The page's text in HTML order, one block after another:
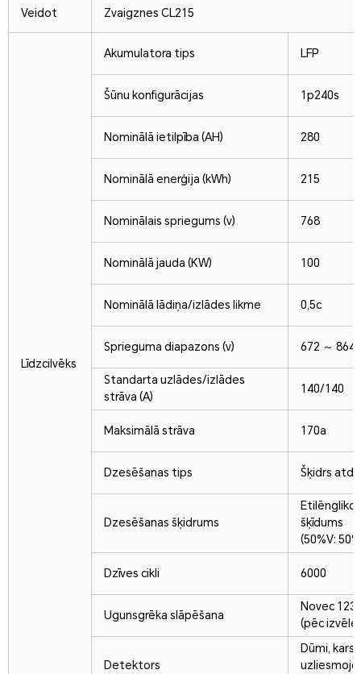
Veidot Zvaigznes CL215
Līdzcilvēks
Akumulatora tips LFP
Šūnu konfigurācijas 1p240s
Nominālā ietilpība (AH) 280
Nominālā enerģija (kWh) 215
Nominālais spriegums (v) 768
Nominālā jauda (KW) 100
Nominālā lādiņa/izlādes likme 0,5c
Sprieguma diapazons (v) 672 ～ 864
Standarta uzlādes/izlādes
strāva (A)
140/140
Maksimālā strāva 170a
Dzesēšanas tips Šķidrs
Dzesēšanas šķidrums
šķīdums
(50%V:
Dzīves cikli 6000
Ugunsgrēka slāpēšana
Novec
(pēc
Detektors
Dūmi,